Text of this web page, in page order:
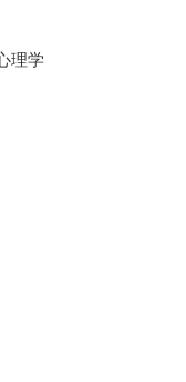
理学